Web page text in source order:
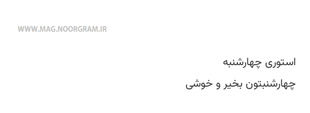
استوری چهارشنبه
چهارشنبتون بخیر و خوشی